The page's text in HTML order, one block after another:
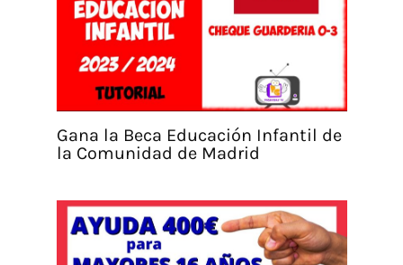
Gana la Beca Educación Infantil de
la Comunidad de Madrid